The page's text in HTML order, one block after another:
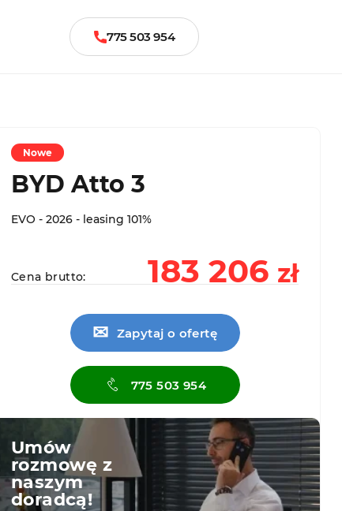
775 503 954
Nowe
BYD Atto 3
EVO - 2026 - leasing 101%
Cena brutto: 183 206 zł
✉ Zapytaj o ofertę
775 503 954
Umów
rozmowę z
naszym
doradcą!